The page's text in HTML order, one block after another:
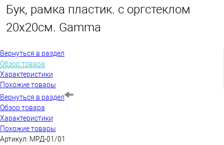
Бук, рамка пластик. с оргстеклом
20х20см. Gamma
Вернуться в раздел
Обзор товара
Характеристики
Похожие товары
Вернуться в раздел
Обзор товара
Характеристики
Похожие товары
Артикул: МРД-01/01